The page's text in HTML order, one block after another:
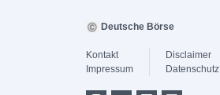
Deutsche Börse
Kontakt
Impressum
Disclaimer
Datenschutz